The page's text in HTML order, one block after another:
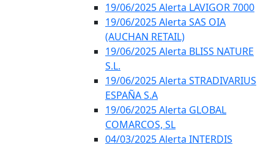
19/06/2025 Alerta LAVIGOR 7000
19/06/2025 Alerta SAS OIA
(AUCHAN RETAIL)
19/06/2025 Alerta BLISS NATURE
S.L.
19/06/2025 Alerta STRADIVARIUS
ESPAÑA S.A
19/06/2025 Alerta GLOBAL
COMARCOS, SL
04/03/2025 Alerta INTERDIS